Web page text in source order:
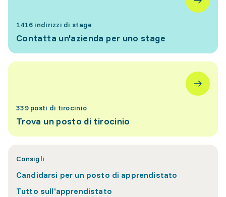
1416 indirizzi di stage
Contatta un'azienda per uno stage
339 posti di tirocinio
Trova un posto di tirocinio
Consigli
Candidarsi per un posto di apprendistato
Tutto sull'apprendistato